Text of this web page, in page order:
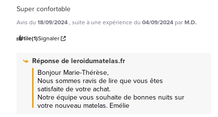
Super confortable
Avis du 18/09/2024, suite à une expérience du 04/09/2024 parM.D.
Utile(1)Signaler
Réponse deleroidumatelas.fr
Bonjour Marie-Thérèse,
Nous sommes ravis de lire que vous êtes
satisfaite de votre achat.
Notre équipe vous souhaite de bonnes nuits sur
votre nouveau matelas. Emélie